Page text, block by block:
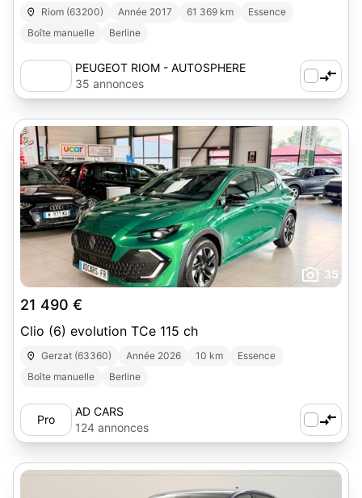
Riom (63200) Année 2017 61 369 km
Essence
Boîte manuelle
Berline
PEUGEOT RIOM - AUTOSPHERE
35 annonces
35
21 490 €
Clio (6) evolution TCe 115 ch
Gerzat (63360) Année 2026 10 km
Essence
Boîte manuelle
Berline
Pro
AD CARS
124 annonces